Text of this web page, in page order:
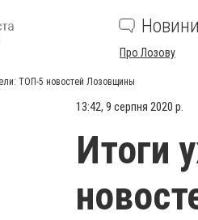
Новини
Про Лозову
ТОП-5 новостей Лозовщины
13:42, 9 серпня 2020 р.
Итоги